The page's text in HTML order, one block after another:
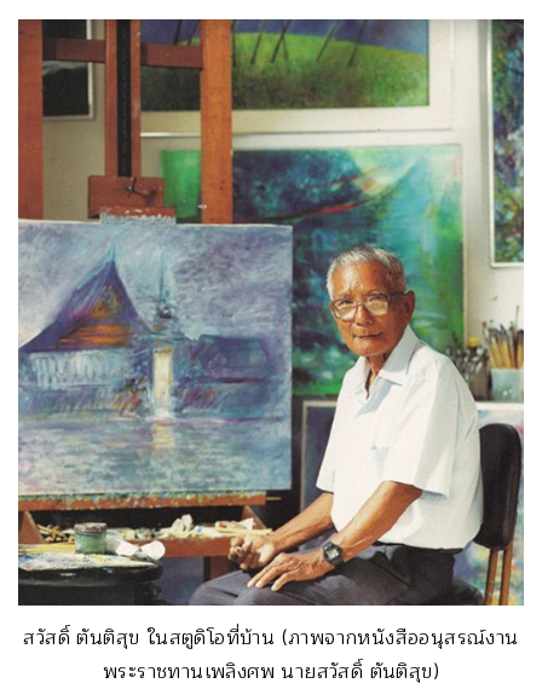
สวัสดิ์ ตันติสุข ในสตูดิโอที่บ้าน (ภาพจากหนังสืออนุสรณ์งาน
พระราชทานเพลิงศพ นายสวัสดิ์ ตันติสุข)